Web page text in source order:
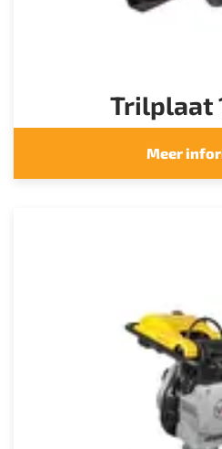
Trilplaat
Meer